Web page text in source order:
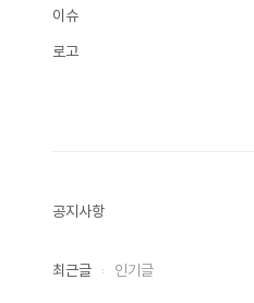
이슈
로고
공지사항
최근글 인기글